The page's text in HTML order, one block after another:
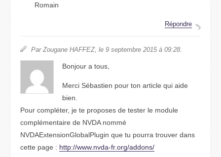
Romain
Répondre
Par Zougane HAFFEZ, le 9 septembre 2015 à 09:28.
Bonjour a tous,
Merci Sébastien pour ton article qui aide
bien.
Pour compléter, je te proposes de tester le module
complémentaire de NVDA nommé
NVDAExtensionGlobalPlugin que tu pourra trouver dans
cette page : http://www.nvda-fr.org/addons/